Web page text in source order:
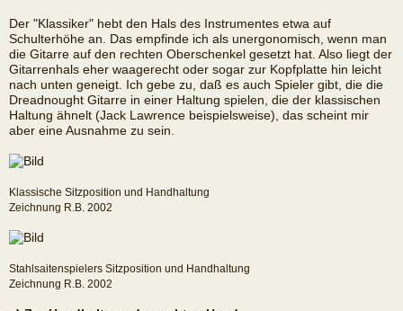
Der "Klassiker" hebt den Hals des Instrumentes etwa auf
Schulterhöhe an. Das empfinde ich als unergonomisch, wenn man
die Gitarre auf den rechten Oberschenkel gesetzt hat. Also liegt der
Gitarrenhals eher waagerecht oder sogar zur Kopfplatte hin leicht
nach unten geneigt. Ich gebe zu, daß es auch Spieler gibt, die die
Dreadnought Gitarre in einer Haltung spielen, die der klassischen
Haltung ähnelt (Jack Lawrence beispielsweise), das scheint mir
aber eine Ausnahme zu sein.
Klassische Sitzposition und Handhaltung
Zeichnung R.B. 2002
Stahlsaitenspielers Sitzposition und Handhaltung
Zeichnung R.B. 2002